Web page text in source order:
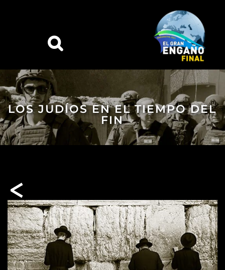
LOS JUDÍOS EN EL TIEMPO DEL
FIN